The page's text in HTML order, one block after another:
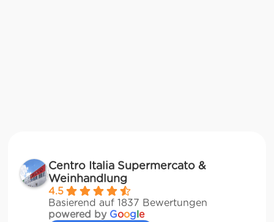
Centro Italia Supermercato &
Weinhandlung
4.5
Basierend auf 1837 Bewertungen
powered by Google